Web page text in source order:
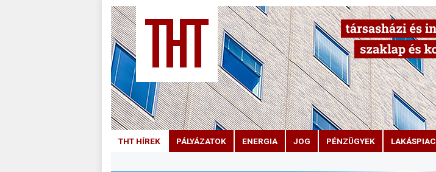
THT HÍREK PÁLYÁZATOK ENERGIA JOG PÉNZÜGYEK LAKÁSPIAC